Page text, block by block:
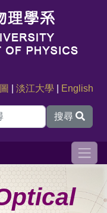
|淡江大學 English
搜尋